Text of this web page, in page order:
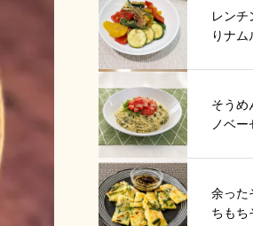
レンチ
りナム
そうめ
ノベ
余った
ちもち